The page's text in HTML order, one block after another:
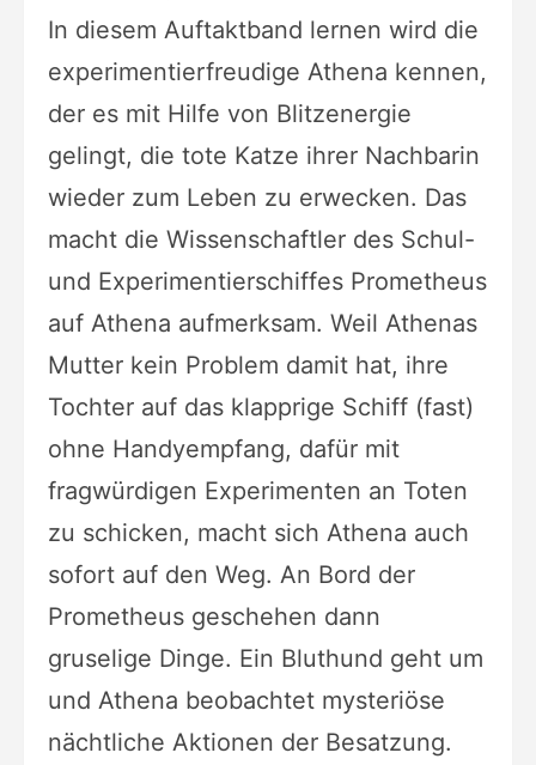
In diesem Auftaktband lernen wird die
experimentierfreudige Athena kennen,
der es mit Hilfe von Blitzenergie
gelingt, die tote Katze ihrer Nachbarin
wieder zum Leben zu erwecken. Das
macht die Wissenschaftler des Schul-
und Experimentierschiffes Prometheus
auf Athena aufmerksam. Weil Athenas
Mutter kein Problem damit hat, ihre
Tochter auf das klapprige Schiff (fast)
ohne Handyempfang, dafür mit
fragwürdigen Experimenten an Toten
zu schicken, macht sich Athena auch
sofort auf den Weg. An Bord der
Prometheus geschehen dann
gruselige Dinge. Ein Bluthund geht um
und Athena beobachtet mysteriöse
nächtliche Aktionen der Besatzung.